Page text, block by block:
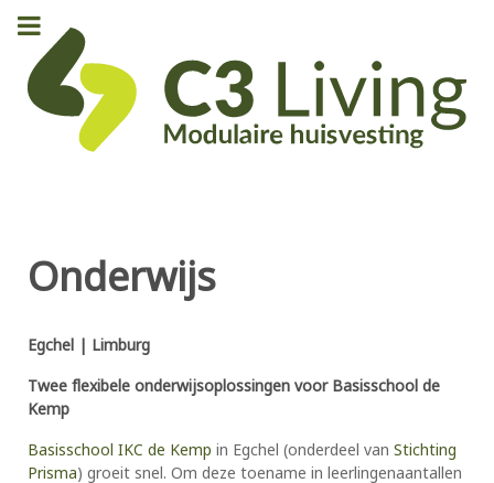
Onderwijs
Egchel | Limburg
Twee flexibele onderwijsoplossingen voor Basisschool de
Kemp
Basisschool IKC de Kemp in Egchel (onderdeel van Stichting
Prisma) groeit snel. Om deze toename in leerlingenaantallen